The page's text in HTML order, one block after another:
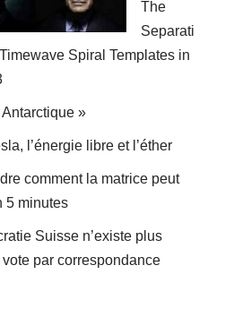
The
Separati
Spiral Templates in
»
l’énergie libre et l’éther
comment la matrice peut
5 minutes
Suisse n’existe plus
par correspondance